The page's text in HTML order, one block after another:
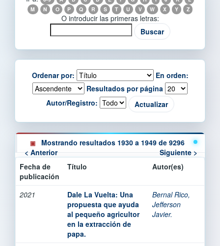
M
N O P Q R S T U V W X Y Z
O introducir las primeras letras:
Ordenar por:
En orden:
Resultados por página
Autor/Registro:
Mostrando resultados 1930 a 1949 de 9296
< Anterior
Siguiente >
Fecha de
publicación
Título Autor(es)
2021
Dale La Vuelta: Una
propuesta que ayuda
al pequeño agricultor
en la extracción de
papa.
Bernal Rico,
Jefferson
Javier.